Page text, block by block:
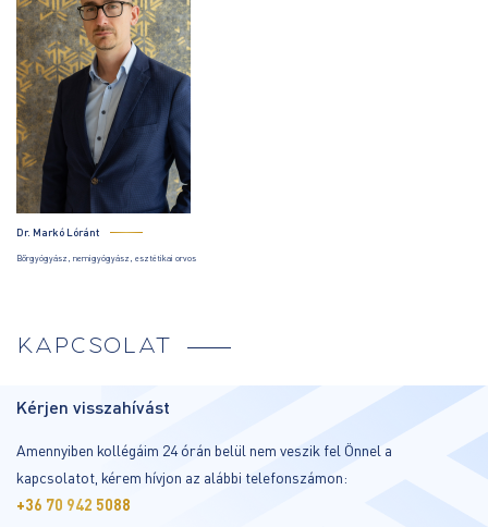
Dr. Markó Lóránt
Bőrgyógyász, nemigyógyász, esztétikai orvos
KAPCSOLAT
Kérjen visszahívást
Amennyiben kollégáim 24 órán belül nem veszik fel Önnel a
kapcsolatot, kérem hívjon az alábbi telefonszámon:
+36 70 942 5088